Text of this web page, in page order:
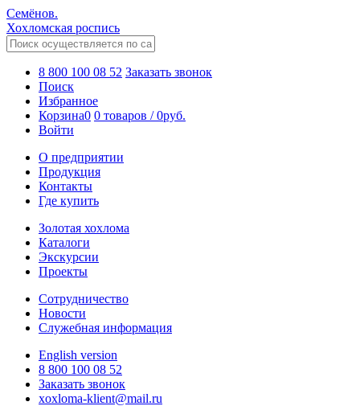
Семёнов.
Хохломская роспись
8 800 100 08 52 Заказать звонок
Поиск
Избранное
Корзина0 0 товаров /0руб.
Войти
О предприятии
Продукция
Контакты
Где купить
Золотая хохлома
Каталоги
Экскурсии
Проекты
Сотрудничество
Новости
Служебная информация
English version
8 800 100 08 52
Заказать звонок
xoxloma-klient@mail.ru